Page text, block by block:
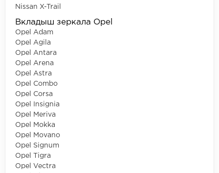
Nissan X-Trail
Вкладыш зеркала Opel
Opel Adam
Opel Agila
Opel Antara
Opel Arena
Opel Astra
Opel Combo
Opel Corsa
Opel Insignia
Opel Meriva
Opel Mokka
Opel Movano
Opel Signum
Opel Tigra
Opel Vectra